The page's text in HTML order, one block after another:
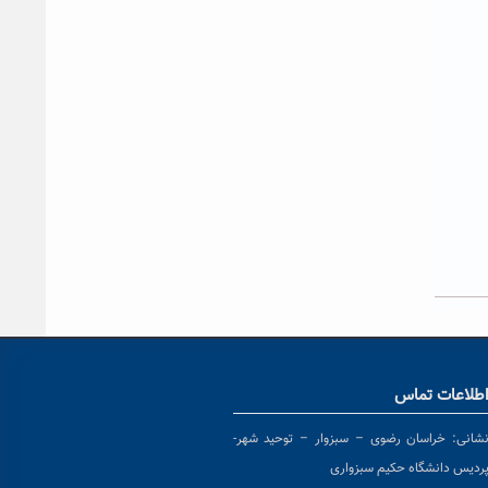
اطلاعات تماس
نشانی: خراسان رضوی – سبزوار – توحید شهر-
پردیس دانشگاه حکیم سبزواری